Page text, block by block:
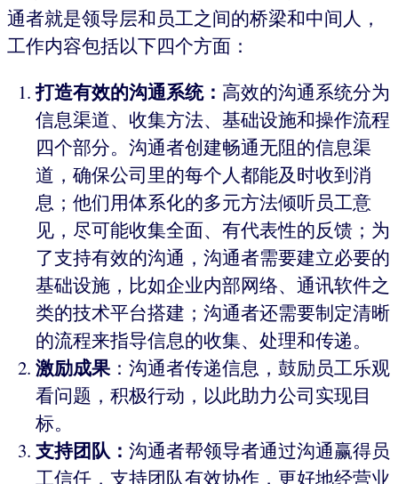
通者就是领导层和员工之间的桥梁和中间人，
工作内容包括以下四个方面：
打造有效的沟通系统： 高效的沟通系统分为
信息渠道、收集方法、基础设施和操作流程
四个部分。沟通者创建畅通无阻的信息渠
道，确保公司里的每个人都能及时收到消
息；他们用体系化的多元方法倾听员工意
见，尽可能收集全面、有代表性的反馈；为
了支持有效的沟通，沟通者需要建立必要的
基础设施，比如企业内部网络、通讯软件之
类的技术平台搭建；沟通者还需要制定清晰
的流程来指导信息的收集、处理和传递。
激励成果：沟通者传递信息，鼓励员工乐观
看问题，积极行动，以此助力公司实现目
标。
支持团队： 沟通者帮领导者通过沟通赢得员
工信任，支持团队有效协作，更好地经营业